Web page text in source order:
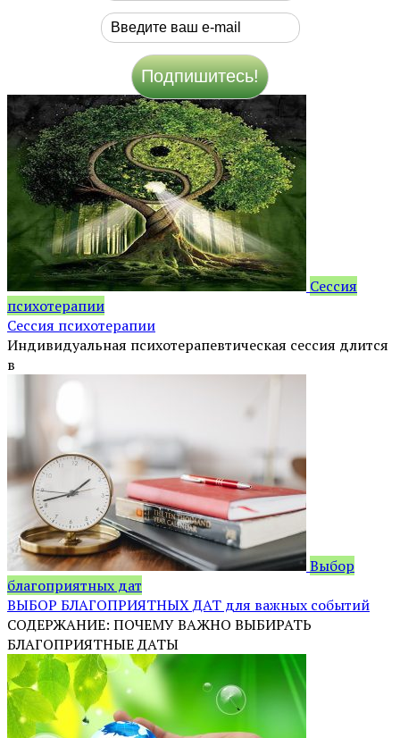
Сессия
психотерапии
Сессия психотерапии
Индивидуальная психотерапевтическая сессия длится
в
Выбор
благоприятных дат
ВЫБОР БЛАГОПРИЯТНЫХ ДАТ для важных событий
СОДЕРЖАНИЕ: ПОЧЕМУ ВАЖНО ВЫБИРАТЬ
БЛАГОПРИЯТНЫЕ ДАТЫ